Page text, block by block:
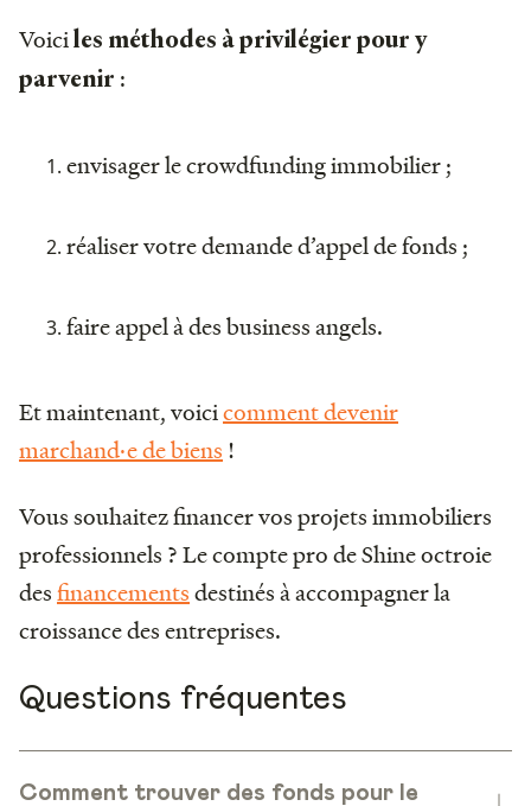
Voiciles méthodes à privilégier pour y
parvenir :
envisager le crowdfunding immobilier ;
réaliser votre demande d’appel de fonds ;
faire appel à des business angels.
Et maintenant, voicicomment devenir
marchand·e de biens !
Vous souhaitez financer vos projets immobiliers
professionnels ? Le compte pro de Shine octroie
desfinancementsdestinés à accompagner la
croissance des entreprises.
Questions fréquentes
Comment trouver des fonds pour le